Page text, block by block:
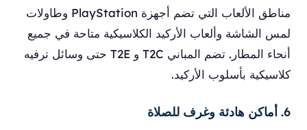
مناطق الألعاب التي تضم أجهزة PlayStation وطاولات
لمس الشاشة وألعاب الأركيد الكلاسيكية متاحة في جميع
أنحاء المطار. تضم المباني T2C و T2E حتى وسائل ترفيه
كلاسيكية بأسلوب الأركيد.
6. أماكن هادئة وغرف للصلاة